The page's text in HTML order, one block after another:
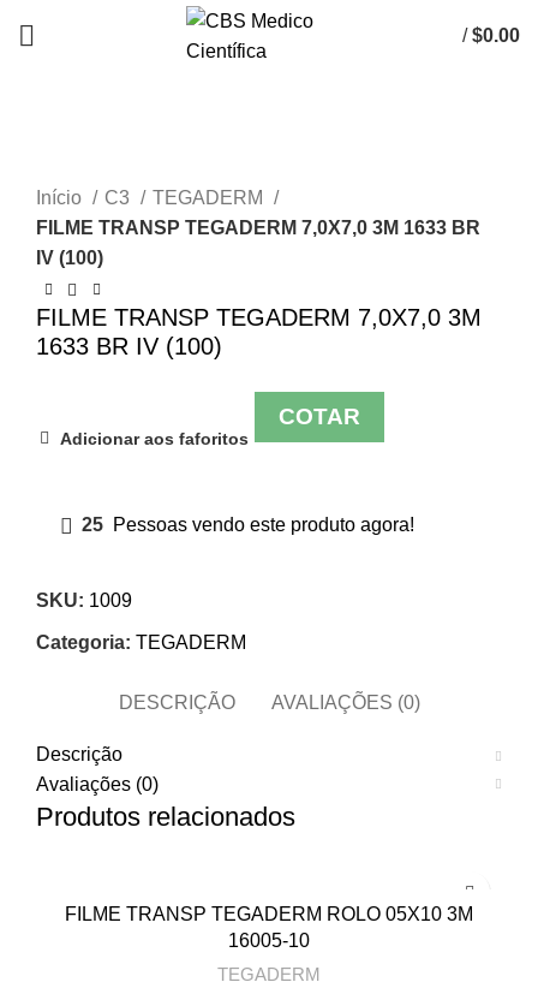
/ $0.00
Início
C3
TEGADERM
FILME TRANSP TEGADERM 7,0X7,0 3M 1633 BR
IV (100)
FILME TRANSP TEGADERM 7,0X7,0 3M
1633 BR IV (100)
Adicionar aos faforitos
COTAR
25 Pessoas vendo este produto agora!
SKU: 1009
Categoria: TEGADERM
DESCRIÇÃO AVALIAÇÕES (0)
Descrição
Avaliações (0)
Produtos relacionados
FILME TRANSP TEGADERM ROLO 05X10 3M
16005-10
TEGADERM